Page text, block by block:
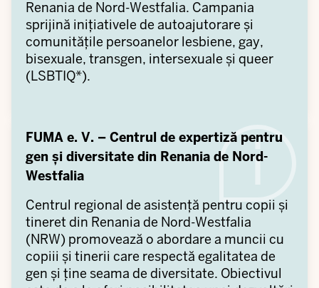
Renania de Nord-Westfalia. Campania
sprijină inițiativele de autoajutorare și
comunitățile persoanelor lesbiene, gay,
bisexuale, transgen, intersexuale și queer
(LSBTIQ*).
FUMA e. V. – Centrul de expertiză pentru
gen și diversitate din Renania de Nord-
Westfalia
Centrul regional de asistență pentru copii și
tineret din Renania de Nord-Westfalia
(NRW) promovează o abordare a muncii cu
copiii și tinerii care respectă egalitatea de
gen și ține seama de diversitate. Obiectivul